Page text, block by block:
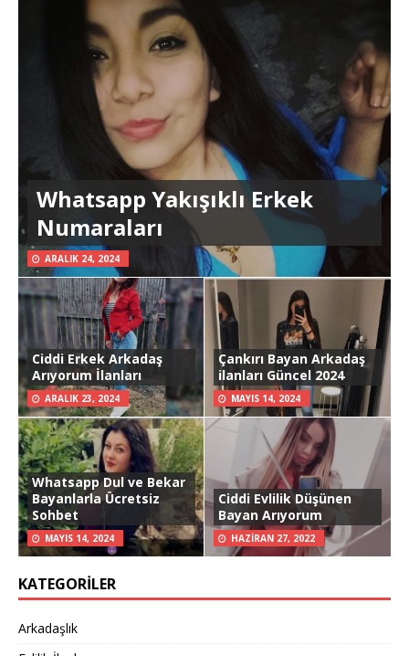
Whatsapp Yakışıklı Erkek
Numaraları
ARALIK 24, 2024
Ciddi Erkek Arkadaş
Arıyorum İlanları
ARALIK 23, 2024
Çankırı Bayan Arkadaş
ilanları Güncel 2024
MAYIS 14, 2024
Whatsapp Dul ve Bekar
Bayanlarla Ücretsiz
Sohbet
MAYIS 14, 2024
Ciddi Evlilik Düşünen
Bayan Arıyorum
HAZIRAN 27, 2022
KATEGORILER
Arkadaşlık